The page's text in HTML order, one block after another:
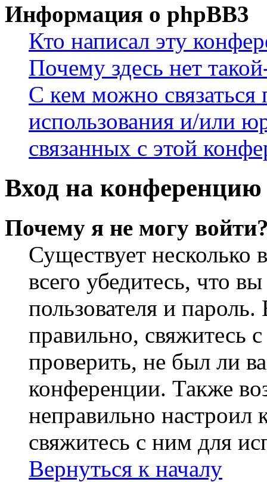
Информация о phpBB3
Кто написал эту
Почему здесь нет
С кем можно связаться
использования и/или
связанных с этой
Вход на конференцию
Почему я не могу
Существует
всего убедитесь, что
пользователя и
правильно, свяжитесь
проверить, не был ли
конференции. Также
неправильно
свяжитесь с ним для
Вернуться к началу